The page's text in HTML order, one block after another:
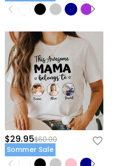
$29.95$60.00
Sommer Sale